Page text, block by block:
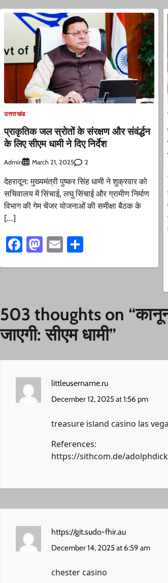
उत्तराखंड
प्राकृतिक जल स्रोतों के संरक्षण और संवंर्द्धन
के लिए सीएम धामी ने दिए निर्देश
Admin March 21, 2025 2
देहरादून: मुख्यमंत्री पुष्कर सिंह धामी ने शुक्रवार को
सचिवालय में सिंचाई, लघु सिंचाई और ग्रामीण निर्माण
विभाग की गेम चेंजर योजनाओं की समीक्षा बैठक के
[…]
Facebook
Mastodon
Email
503 thoughts on “
जाएगी: सीएम धामी”
littleusername.ru
December 12, 2025 at 1:56 pm
treasure island casino las
References:
https://sithcom.de/
https://git.sudo-fhir.au
December 14, 2025 at 6:59 am
chester casino